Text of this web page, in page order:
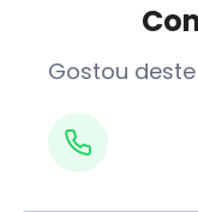
Gostou